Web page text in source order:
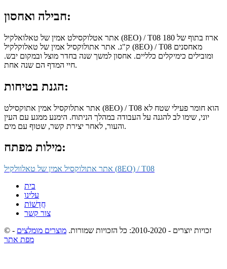
חבילה ואחסון:
אתר אטלוקסילט אמין של טאלואלקיל (8EO) / T08 ארוז בתוף של 180
ק"ג. אתר אתולוקסיל אמין של טאלוקלקיל (8EO) / T08 מאחסנים
ומובילים כימיקלים כלליים. אחסון למשך שנה בחדר מוצל ובמקום יבש.
חיי המדף הם שנה אחת.
הגנת בטיחות:
אתר אתלוקסיל אמין אתוקסילט (8EO) / T08 הוא חומר פעילי שטח לא
יוני, שימו לב להגנה על העבודה במהלך הניתוח. הימנע ממגע עם העין
והעור, לאחר יצירת קשר, שטוף עם מים.
מילות מפתח:
אתר אתולוקסיל אמין של טאלוולקיל (8EO) / T08
בית
עלינו
חֲדָשׁוֹת
צור קשר
© זכויות יוצרים - 2010-2020: כל הזכויות שמורות.
מוצרים מומלצים -
מפת אתר